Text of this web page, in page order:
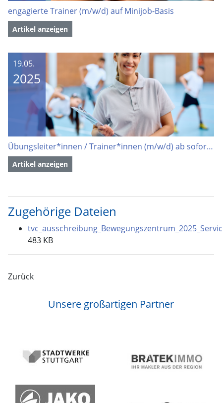
engagierte Trainer (m/w/d) auf Minijob-Basis
Artikel anzeigen
19.05.
2025
Übungsleiter*innen / Trainer*innen (m/w/d) ab sofort gesucht
Artikel anzeigen
Zugehörige Dateien
483 KB
Zurück
Unsere großartigen Partner